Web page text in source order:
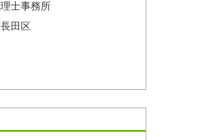
士事務所
田区